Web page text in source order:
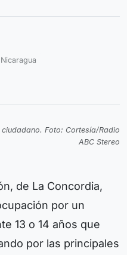
Nicaragua
Foto: Cortesía/Radio
ABC Stereo
de La Concordia,
por un
13 o 14 años que
por las principales